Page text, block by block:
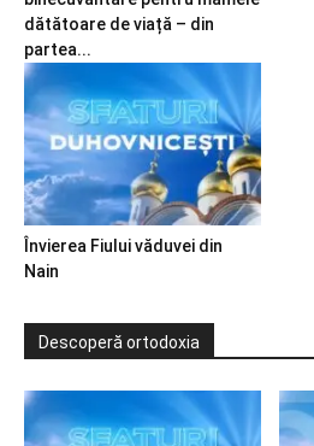
dătătoare de viață – din
partea...
Învierea Fiului văduvei din
Nain
Descoperă ortodoxia